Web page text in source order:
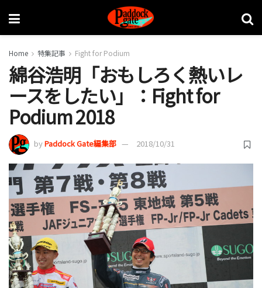
Home 特集記事 Fight for Podium
綿谷浩明「おもしろく熱いレ
ースをしたい」：Fight for
Podium 2018
byPaddock Gate編集部 2018/10/31